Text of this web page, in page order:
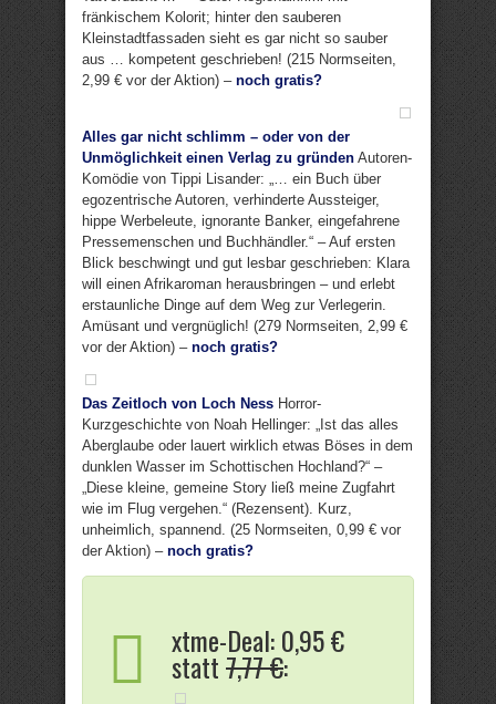
fränkischem Kolorit; hinter den sauberen
Kleinstadtfassaden sieht es gar nicht so sauber
aus … kompetent geschrieben! (215 Normseiten,
2,99 € vor der Aktion) – noch gratis?
Alles gar nicht schlimm – oder von der
Unmöglichkeit einen Verlag zu gründen Autoren-
Komödie von Tippi Lisander: „… ein Buch über
egozentrische Autoren, verhinderte Aussteiger,
hippe Werbeleute, ignorante Banker, eingefahrene
Pressemenschen und Buchhändler.“ – Auf ersten
Blick beschwingt und gut lesbar geschrieben: Klara
will einen Afrikaroman herausbringen – und erlebt
erstaunliche Dinge auf dem Weg zur Verlegerin.
Amüsant und vergnüglich! (279 Normseiten, 2,99 €
vor der Aktion) – noch gratis?
Das Zeitloch von Loch Ness Horror-
Kurzgeschichte von Noah Hellinger: „Ist das alles
Aberglaube oder lauert wirklich etwas Böses in dem
dunklen Wasser im Schottischen Hochland?“ –
„Diese kleine, gemeine Story ließ meine Zugfahrt
wie im Flug vergehen.“ (Rezensent). Kurz,
unheimlich, spannend. (25 Normseiten, 0,99 € vor
der Aktion) – noch gratis?
xtme-Deal: 0,95 €
statt7,77 €: